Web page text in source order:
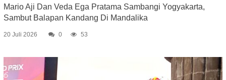
Mario Aji Dan Veda Ega Pratama Sambangi Yogyakarta,
Sambut Balapan Kandang Di Mandalika
20 Juli 2026 0 53